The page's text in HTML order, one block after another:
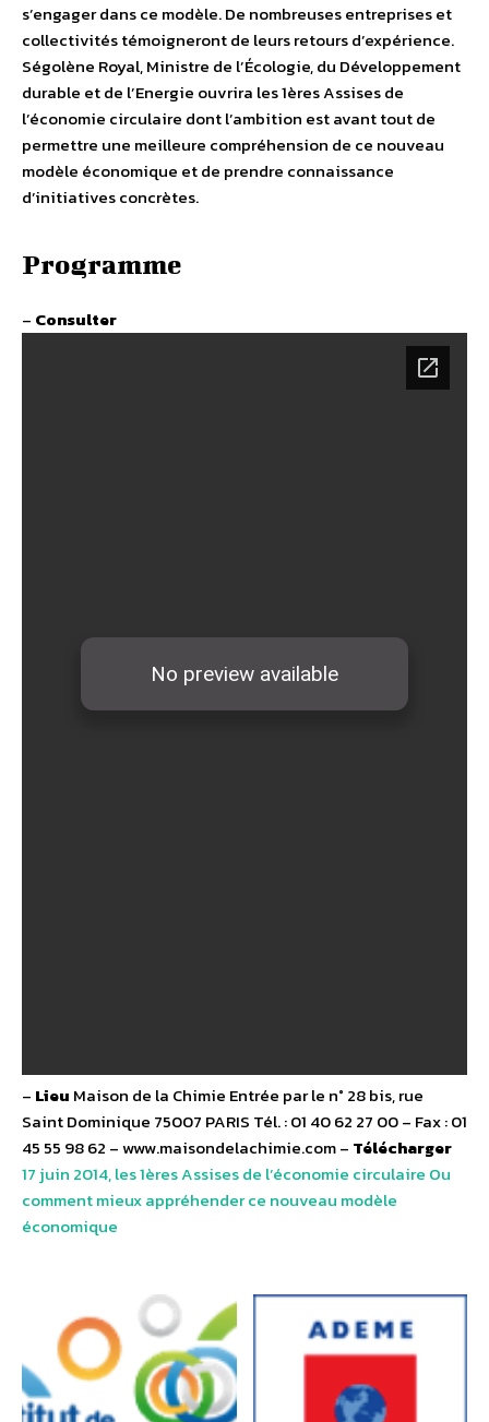
s’engager dans ce modèle. De nombreuses entreprises et
collectivités témoigneront de leurs retours d’expérience.
Ségolène Royal, Ministre de l’Écologie, du Développement
durable et de l’Energie ouvrira les 1ères Assises de
l’économie circulaire dont l’ambition est avant tout de
permettre une meilleure compréhension de ce nouveau
modèle économique et de prendre connaissance
d’initiatives concrètes.
Programme
– Consulter
– Lieu Maison de la Chimie Entrée par le n° 28 bis, rue
Saint Dominique 75007 PARIS Tél. : 01 40 62 27 00 – Fax : 01
45 55 98 62 – www.maisondelachimie.com – Télécharger
17 juin 2014, les 1ères Assises de l’économie circulaire Ou
comment mieux appréhender ce nouveau modèle
économique